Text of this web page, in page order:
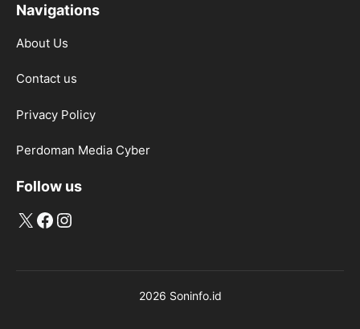
Navigations
About Us
Contact us
Privacy Policy
Perdoman Media Cyber
Follow us
X Facebook
Instagram
2026 Soninfo.id